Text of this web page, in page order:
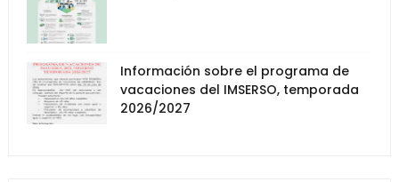
Información sobre el programa de
vacaciones del IMSERSO, temporada
2026/2027